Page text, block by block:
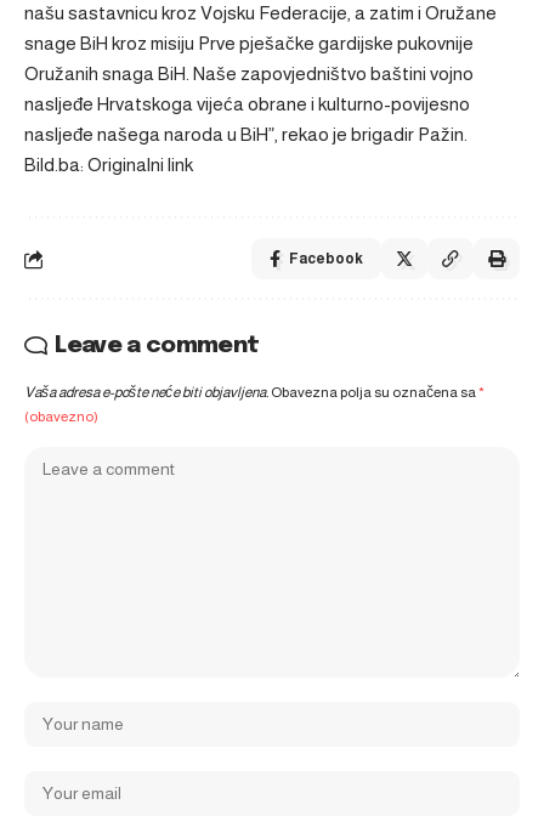
našu sastavnicu kroz Vojsku Federacije, a zatim i Oružane
snage BiH kroz misiju Prve pješačke gardijske pukovnije
Oružanih snaga BiH. Naše zapovjedništvo baštini vojno
nasljeđe Hrvatskoga vijeća obrane i kulturno-povijesno
nasljeđe našega naroda u BiH”, rekao je brigadir Pažin.
Bild.ba: Originalni link
Facebook
Leave a comment
Vaša adresa e-pošte neće biti objavljena. Obavezna polja su označena sa*
(obavezno)